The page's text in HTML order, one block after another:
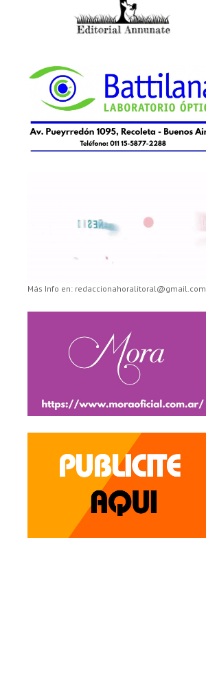
Más Info en: redaccionahoralitoral@gmail.com